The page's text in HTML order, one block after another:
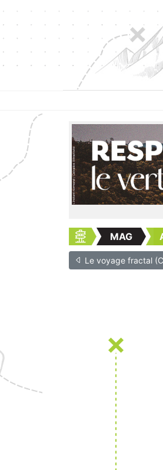
MAG
Le voyage fractal